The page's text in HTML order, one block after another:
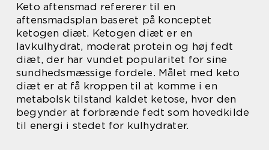
Keto aftensmad refererer til en
aftensmadsplan baseret på konceptet
ketogen diæt. Ketogen diæt er en
lavkulhydrat, moderat protein og høj fedt
diæt, der har vundet popularitet for sine
sundhedsmæssige fordele. Målet med keto
diæt er at få kroppen til at komme i en
metabolsk tilstand kaldet ketose, hvor den
begynder at forbrænde fedt som hovedkilde
til energi i stedet for kulhydrater.